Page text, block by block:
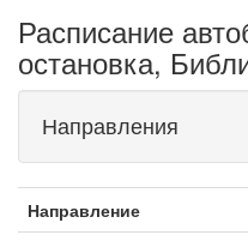
Расписание
остановка,
Направления
Направление